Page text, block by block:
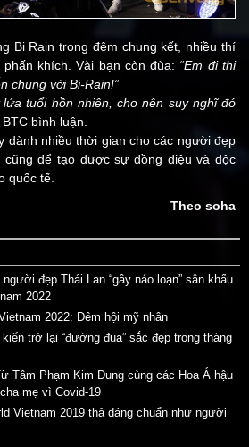
Bi Rain trong đêm chung kết, nhiều thí
khích. Vài bạn còn đùa: “Em đi thi
chung với Bi-Rain!”
lứa tuổi hồn nhiên, cho nên suy nghĩ đó
BTC bình luận.
dành nhiều thời gian cho các người đẹp
cũng để tạo được sự đồng điệu và độc
quốc tế.
Theo soha
2022
2022: Đêm hội mỹ nhân
mẹ vì Covid-19